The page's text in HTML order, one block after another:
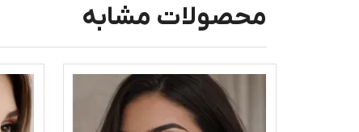
محصولات مشابه